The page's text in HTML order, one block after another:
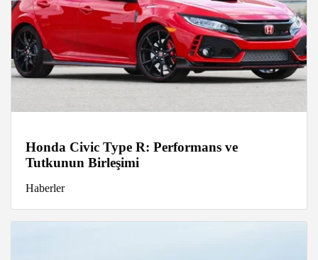
Honda Civic Type R: Performans ve
Tutkunun Birleşimi
Haberler